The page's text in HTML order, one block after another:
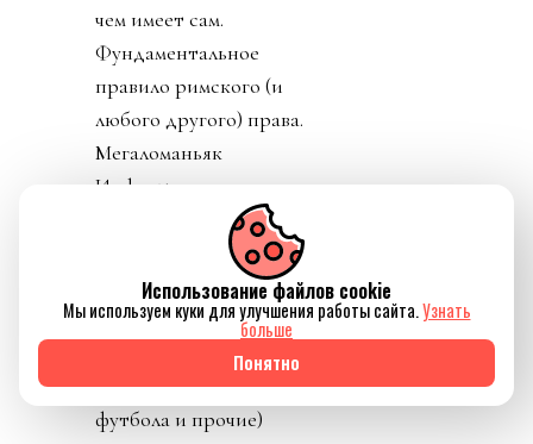
чем имеет сам.
Фундаментальное
правило римского (и
любого другого) права.
Мегаломаньяк
Инфантино,
комплексом бога
(смотрим историю про
кортежи, про
рукопожатие лидеров
стран, премия мира
футбола и прочие)
Использование файлов cookie
Мы используем куки для улучшения работы сайта.Узнать
больше
Понятно